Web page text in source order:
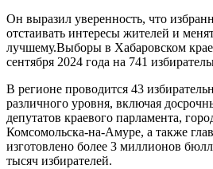
Он выразил уверенность, что
отстаивать интересы жителей и
лучшему.Выборы в Хабаровском
сентября 2024 года на 741
В регионе проводится 43
различного уровня, включая
депутатов краевого парламента,
Комсомольска-на-Амуре, а также
изготовлено более 3 миллионов
тысяч избирателей.